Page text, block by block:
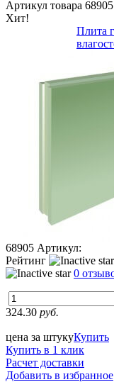
Артикул товара 68905
Хит!
Плита
68905 Артикул:
Рейтинг
0
324.30 руб.
цена за штукуКупить
Купить в 1 клик
Расчет доставки
Добавить в избранное